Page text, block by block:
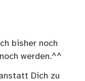
bisher noch
werden.^^
Dich zu